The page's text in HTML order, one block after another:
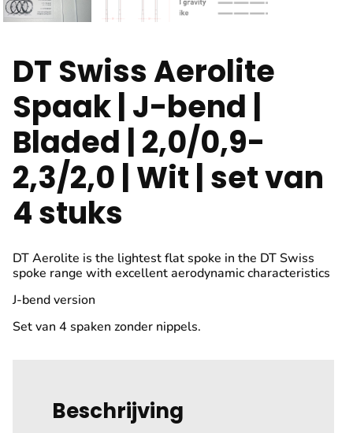
DT Swiss Aerolite
Spaak | J-bend |
Bladed | 2,0/0,9-
2,3/2,0 | Wit | set van
4 stuks
DT Aerolite is the lightest flat spoke in the DT Swiss
spoke range with excellent aerodynamic characteristics
J-bend version
Set van 4 spaken zonder nippels.
Beschrijving